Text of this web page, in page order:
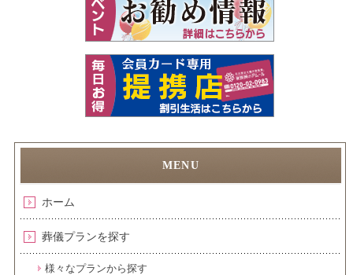
ホーム
葬儀プランを探す
様々なプランから探す